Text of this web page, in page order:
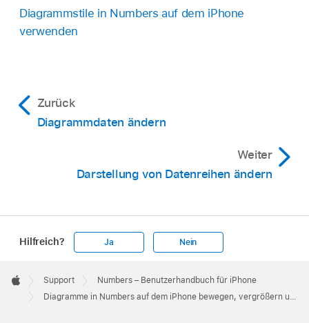
3D-Diagramm drehen: Tippe auf das
Diagramm und ziehe danach
auf „Diagramm“, tippe auf „Rotationswinkel“
und ziehe dann das Rad. Oder tippe auf den
festzulegen, um den das Diagramm gedreht
werden soll.
Diagrammstile in Numbers auf dem iPhone
verwenden
Zurück
Diagrammdaten ändern
Weiter
Darstellung von Datenreihen ändern
Hilfreich? Ja Nein
Footer

Apple
Support
Numbers – Benutzerhandbuch für iPhone
Diagramme in Numbers auf dem iPhone bewegen, vergrößern und verkleinern